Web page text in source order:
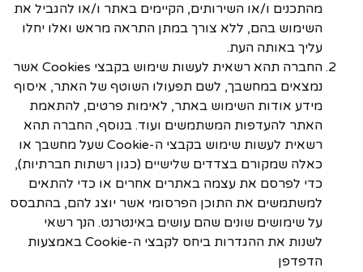
מהתכנים ו/או השירותים, הקיימים באתר ו/או להגביל את
השימוש בהם, ללא צורך במתן התראה מראש ואלו יחלו
עליך באותה העת.
החברה תהא רשאית לעשות שימוש בקבצי Cookies אשר
נמצאים במחשבך, לשם תפעולו השוטף של האתר, איסוף
מידע אודות השימוש באתר, לאימות פרטים, להתאמת
האתר להעדפות המשתמשים ועוד. בנוסף, החברה תהא
רשאית לעשות שימוש בקבצי ה-Cookie שעל מחשבך או
כאלה שמקורם בצדדים שלישיים (כגון רשתות חברתיות),
כדי לפרסם את עצמה באתרים אחרים או כדי להתאים
למשתמשים את התוכן הפרסומי אשר יוצג להם, בהתבסס
על שימושים שונים שהם עושים באינטרנט. הנך רשאי
לשנות את ההגדרות ביחס לקבצי ה-Cookie באמצעות
הדפדפן